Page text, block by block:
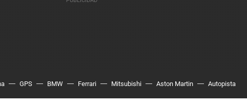
GPS BMW Ferrari Mitsubishi Aston Martin Autopista